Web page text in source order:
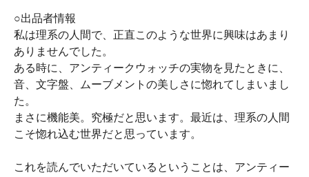
○出品者情報
私は理系の人間で、正直このような世界に興味はあまり
ありませんでした。
ある時に、アンティークウォッチの実物を見たときに、
音、文字盤、ムーブメントの美しさに惚れてしまいまし
た。
まさに機能美。究極だと思います。最近は、理系の人間
こそ惚れ込む世界だと思っています。
これを読んでいただいているということは、アンティー